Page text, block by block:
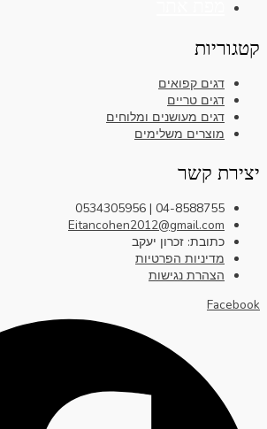
קטגוריות
דגים קפואים
דגים טריים
דגים מעושנים ומלוחים
מוצרים משלימים
יצירת קשר
04-8588755 | 0534305956
Eitancohen2012@gmail.com
כתובת: זכרון יעקב
מדיניות הפרטיות
הצהרת נגישות
Facebook